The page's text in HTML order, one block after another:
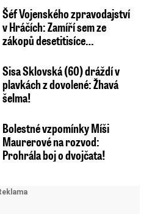
Šéf Vojenského zpravodajství
v Hráčích: Zamíří sem ze
zákopů desetitisíce…
Sisa Sklovská (60) dráždí v
plavkách z dovolené: Žhavá
šelma!
Bolestné vzpomínky Míši
Maurerové na rozvod:
Prohrála boj o dvojčata!